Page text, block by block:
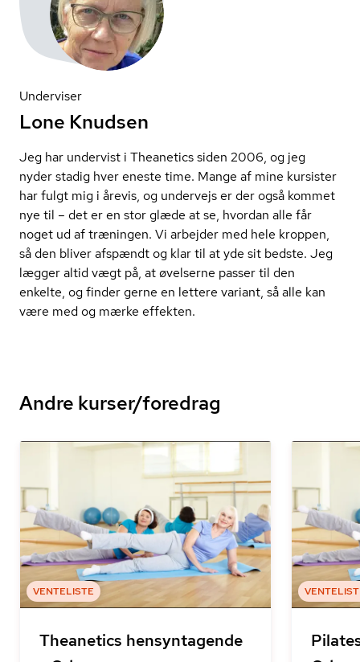
Underviser
Lone Knudsen
Jeg har undervist i Theanetics siden 2006, og jeg
nyder stadig hver eneste time. Mange af mine kursister
har fulgt mig i årevis, og undervejs er der også kommet
nye til – det er en stor glæde at se, hvordan alle får
noget ud af træningen. Vi arbejder med hele kroppen,
så den bliver afspændt og klar til at yde sit bedste. Jeg
lægger altid vægt på, at øvelserne passer til den
enkelte, og finder gerne en lettere variant, så alle kan
være med og mærke effekten.
Andre kurser/foredrag
VENTELISTE
Theanetics hensyntagende